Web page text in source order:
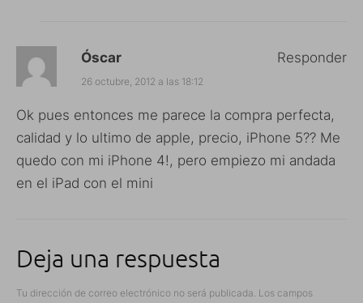
Óscar
26 octubre, 2012 a las 18:12
Ok pues entonces me parece la compra perfecta,
calidad y lo ultimo de apple, precio, iPhone 5?? Me
quedo con mi iPhone 4!, pero empiezo mi andada
en el iPad con el mini
Responder
Deja una respuesta
Tu dirección de correo electrónico no será publicada. Los campos